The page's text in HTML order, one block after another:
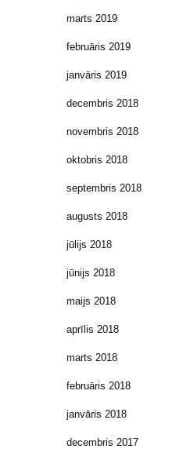
marts 2019
februāris 2019
janvāris 2019
decembris 2018
novembris 2018
oktobris 2018
septembris 2018
augusts 2018
jūlijs 2018
jūnijs 2018
maijs 2018
aprīlis 2018
marts 2018
februāris 2018
janvāris 2018
decembris 2017